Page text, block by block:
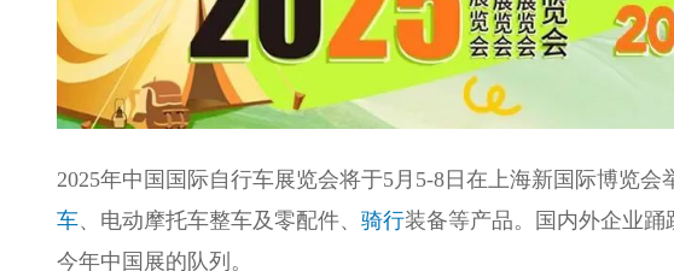
2025年中国国际自行车展览会将于5月5-8日在上海新国际博览
车、电动摩托车整车及零配件、 骑行装备等产品。国内外企业踊
今年中国展的队列。